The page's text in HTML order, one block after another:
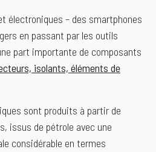
électroniques – des smartphones
en passant par les outils
part importante de composants
isolants, éléments de
sont produits à partir de
issus de pétrole avec une
considérable en termes